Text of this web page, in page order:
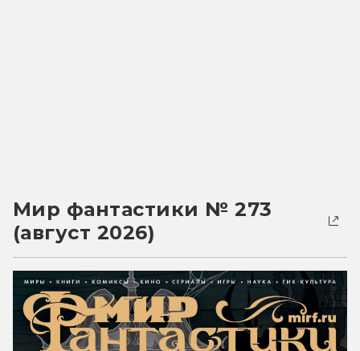
Мир фантастики № 273
(август 2026)